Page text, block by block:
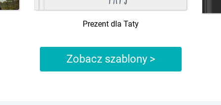
Prezent dla Taty
Zobacz szablony >